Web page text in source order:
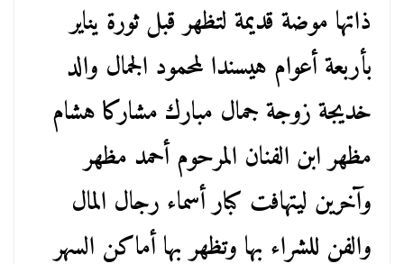
ذاتها موضة قديمة لتظهر قبل ثورة يناير
بأربعة أعوام هيسندا لمحمود الجمال والد
خديجة زوجة جمال مبارك مشاركا هشام
مظهر ابن الفنان المرحوم أحمد مظهر
وآخرين ليتهافت كبار أسماء رجال المال
والفن للشراء بها وتظهر بها أماكن السهر